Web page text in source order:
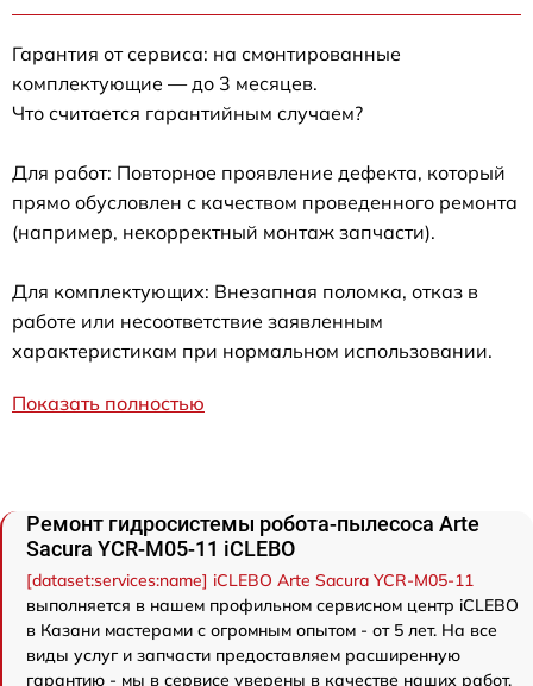
Гарантия от сервиса: на смонтированные
комплектующие — до 3 месяцев.
Что считается гарантийным случаем?
Для работ: Повторное проявление дефекта, который
прямо обусловлен с качеством проведенного ремонта
(например, некорректный монтаж запчасти).
Для комплектующих: Внезапная поломка, отказ в
работе или несоответствие заявленным
характеристикам при нормальном использовании.
Показать полностью
Ремонт гидросистемы робота-пылесоса Arte
Sacura YCR-M05-11 iCLEBO
[dataset:services:name] iCLEBO Arte Sacura YCR-M05-11
выполняется в нашем профильном сервисном центр iCLEBO
в Казани мастерами с огромным опытом - от 5 лет. На все
виды услуг и запчасти предоставляем расширенную
гарантию - мы в сервисе уверены в качестве наших работ.